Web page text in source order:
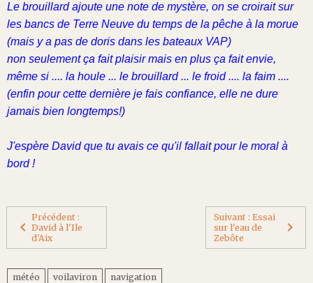
Le brouillard ajoute une note de mystère, on se croirait sur
les bancs de Terre Neuve du temps de la pêche à la morue
(mais y a pas de doris dans les bateaux VAP)
non seulement ça fait plaisir mais en plus ça fait envie,
même si .... la houle ... le brouillard ... le froid .... la faim ....
(enfin pour cette dernière je fais confiance, elle ne dure
jamais bien longtemps!)
J'espère David que tu avais ce qu'il fallait pour le moral à
bord !
Précédent :
David à l'Ile
d'Aix
Suivant : Essai
sur l'eau de
Zebôte
météo voilaviron navigation